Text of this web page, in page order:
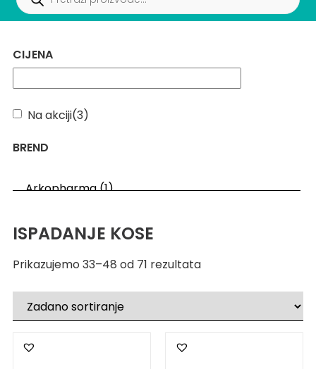
CIJENA
Na akciji(3)
BREND
ISPADANJE KOSE
Prikazujemo 33–48 od 71 rezultata